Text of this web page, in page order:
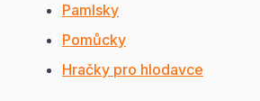
Pamlsky
Pomůcky
Hračky pro hlodavce